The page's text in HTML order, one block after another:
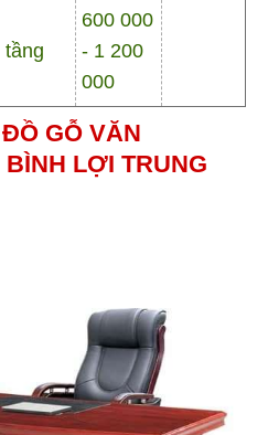
600 000
- 1 200
000
GỖ VĂN
LỢI TRUNG